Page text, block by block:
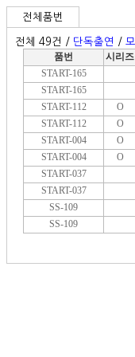
전체품번
전체 49건 / 단독출연 /
품번 시리즈
START-165
START-165
START-112
O
START-112
O
START-004
O
START-004
O
START-037
START-037
SS-109
SS-109